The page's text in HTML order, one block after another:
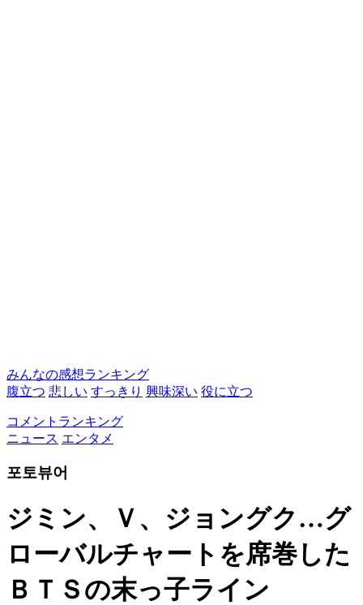
みんなの感想ランキング
腹立つ 悲しい すっきり 興味深い 役に立つ
コメントランキング
ニュース エンタメ
포토뷰어
ジミン、Ｖ、ジョングク…グ
ローバルチャートを席巻した
ＢＴＳの末っ子ライン